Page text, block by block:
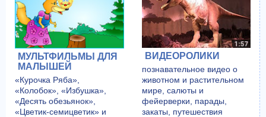
МУЛЬТФИЛЬМЫ ДЛЯ
МАЛЫШЕЙ
«Курочка Ряба»,
«Колобок», «Избушка»,
«Десять обезьянок»,
«Цветик-семицветик» и
ВИДЕОРОЛИКИ
познавательное видео о
животном и растительном
мире, салюты и
фейерверки, парады,
закаты, путешествия